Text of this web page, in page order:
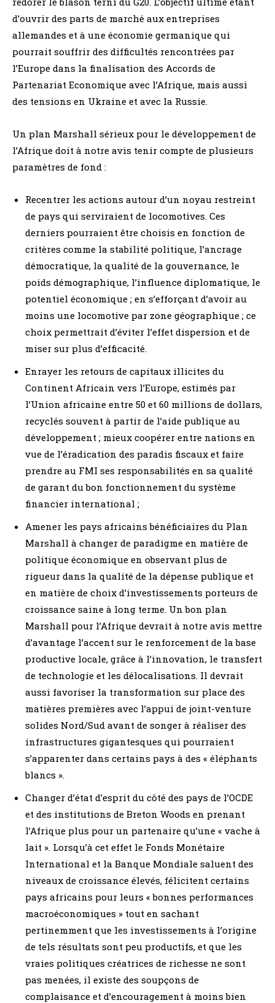
d’ouvrir des parts de marché aux entreprises
allemandes et à une économie germanique qui
pourrait souffrir des difficultés rencontrées par
l’Europe dans la finalisation des Accords de
Partenariat Economique avec l’Afrique, mais aussi
des tensions en Ukraine et avec la Russie.
Un plan Marshall sérieux pour le développement de
l’Afrique doit à notre avis tenir compte de plusieurs
paramètres de fond :
Recentrer les actions autour d’un noyau restreint
de pays qui serviraient de locomotives. Ces
derniers pourraient être choisis en fonction de
critères comme la stabilité politique, l’ancrage
démocratique, la qualité de la gouvernance, le
poids démographique, l’influence diplomatique, le
potentiel économique ; en s’efforçant d’avoir au
moins une locomotive par zone géographique ; ce
choix permettrait d’éviter l’effet dispersion et de
miser sur plus d’efficacité.
Enrayer les retours de capitaux illicites du
Continent Africain vers l’Europe, estimés par
l’Union africaine entre 50 et 60 millions de dollars,
recyclés souvent à partir de l’aide publique au
développement ; mieux coopérer entre nations en
vue de l’éradication des paradis fiscaux et faire
prendre au FMI ses responsabilités en sa qualité
de garant du bon fonctionnement du système
financier international ;
Amener les pays africains bénéficiaires du Plan
Marshall à changer de paradigme en matière de
politique économique en observant plus de
rigueur dans la qualité de la dépense publique et
en matière de choix d’investissements porteurs de
croissance saine à long terme. Un bon plan
Marshall pour l’Afrique devrait à notre avis mettre
d’avantage l’accent sur le renforcement de la base
productive locale, grâce à l’innovation, le transfert
de technologie et les délocalisations. Il devrait
aussi favoriser la transformation sur place des
matières premières avec l’appui de joint-venture
solides Nord/Sud avant de songer à réaliser des
infrastructures gigantesques qui pourraient
s’apparenter dans certains pays à des « éléphants
blancs ».
Changer d’état d’esprit du côté des pays de l’OCDE
et des institutions de Breton Woods en prenant
l’Afrique plus pour un partenaire qu’une « vache à
lait ». Lorsqu’à cet effet le Fonds Monétaire
International et la Banque Mondiale saluent des
niveaux de croissance élevés, félicitent certains
pays africains pour leurs « bonnes performances
macroéconomiques » tout en sachant
pertinemment que les investissements à l’origine
de tels résultats sont peu productifs, et que les
vraies politiques créatrices de richesse ne sont
pas menées, il existe des soupçons de
complaisance et d’encouragement à moins bien